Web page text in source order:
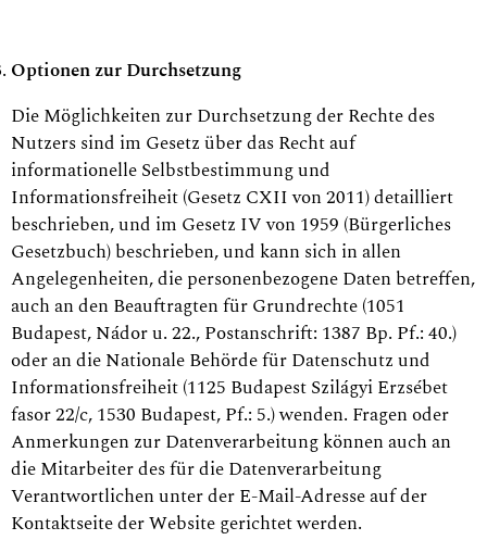
Optionen zur Durchsetzung
Die Möglichkeiten zur Durchsetzung der Rechte des
Nutzers sind im Gesetz über das Recht auf
informationelle Selbstbestimmung und
Informationsfreiheit (Gesetz CXII von 2011) detailliert
beschrieben, und im Gesetz IV von 1959 (Bürgerliches
Gesetzbuch) beschrieben, und kann sich in allen
Angelegenheiten, die personenbezogene Daten betreffen,
auch an den Beauftragten für Grundrechte (1051
Budapest, Nádor u. 22., Postanschrift: 1387 Bp. Pf.: 40.)
oder an die Nationale Behörde für Datenschutz und
Informationsfreiheit (1125 Budapest Szilágyi Erzsébet
fasor 22/c, 1530 Budapest, Pf.: 5.) wenden. Fragen oder
Anmerkungen zur Datenverarbeitung können auch an
die Mitarbeiter des für die Datenverarbeitung
Verantwortlichen unter der E-Mail-Adresse auf der
Kontaktseite der Website gerichtet werden.